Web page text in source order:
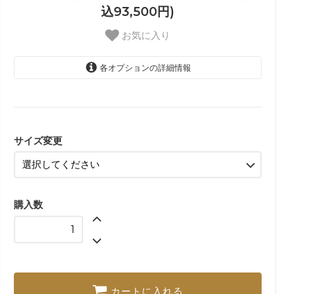
込93,500円)
お気に入り
各オプションの詳細情報
サイズ変更
購入数
カートに入れる